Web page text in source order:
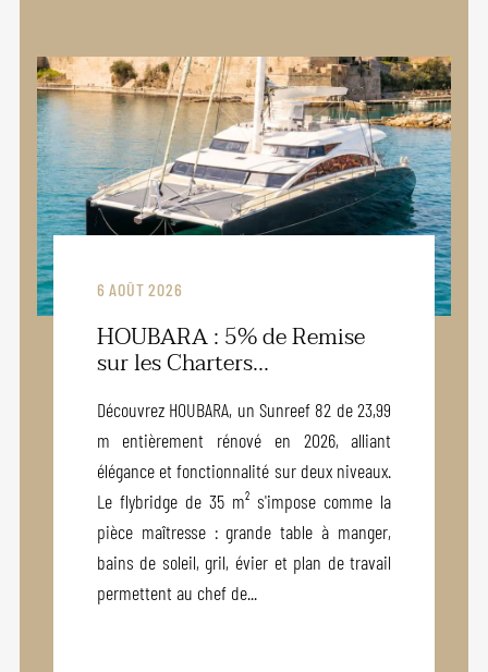
6 AOÛT 2026
HOUBARA : 5% de Remise
sur les Charters...
Découvrez HOUBARA, un Sunreef 82 de 23,99
m entièrement rénové en 2026, alliant
élégance et fonctionnalité sur deux niveaux.
Le flybridge de 35 m² s'impose comme la
pièce maîtresse : grande table à manger,
bains de soleil, gril, évier et plan de travail
permettent au chef de...